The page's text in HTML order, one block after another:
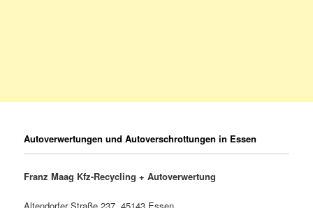
Autoverwertungen und Autoverschrottungen in Essen
Franz Maag Kfz-Recycling + Autoverwertung